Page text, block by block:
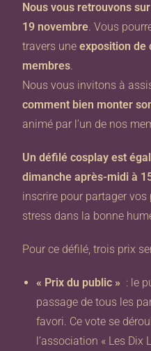
Nous vous retrouvons
19 novembre. Vous
travers uneexposition de
membres.
Nous vous invitons à
comment bien monter
animé par l’un de nos
Un défilé cosplay est
dimanche après-midi à
inscrire pour partager
stress dans la bonne
Pour ce défilé, trois prix
« Prix du public » : le
passage de tous les
favori. Ce vote se
l’association « Les Dix